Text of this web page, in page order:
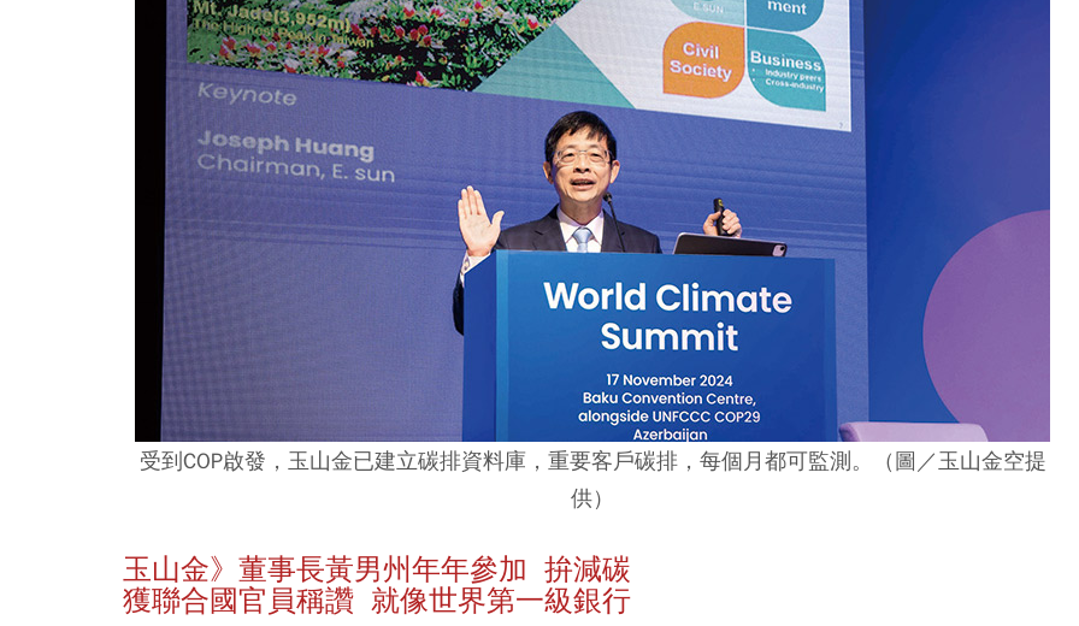
受到COP啟發，玉山金已建立碳排資料庫，重要客戶碳排，每個月都可監測。（圖／玉山金空提
供）
玉山金》董事長黃男州年年參加 拚減碳
獲聯合國官員稱讚 就像世界第一級銀行